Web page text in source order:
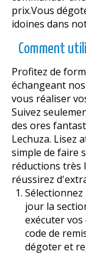
prix.Vous
idoines dans
Comment
Profitez de
échangeant
vous réaliser
Suivez
des offres
Lechuza. Lisez
simple de faire
réductions très
réussirez
jour la
exécuter
code de
dégoter et